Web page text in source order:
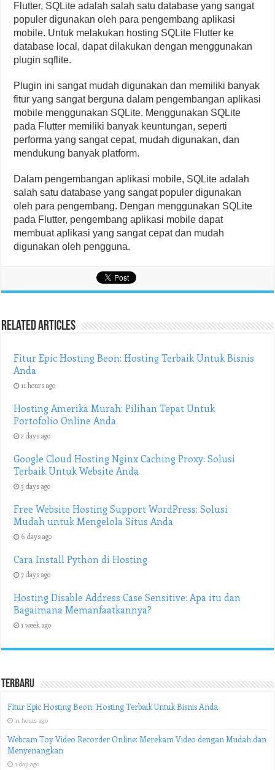
Flutter, SQLite adalah salah satu database yang sangat
populer digunakan oleh para pengembang aplikasi
mobile. Untuk melakukan hosting SQLite Flutter ke
database local, dapat dilakukan dengan menggunakan
plugin sqflite.
Plugin ini sangat mudah digunakan dan memiliki banyak
fitur yang sangat berguna dalam pengembangan aplikasi
mobile menggunakan SQLite. Menggunakan SQLite
pada Flutter memiliki banyak keuntungan, seperti
performa yang sangat cepat, mudah digunakan, dan
mendukung banyak platform.
Dalam pengembangan aplikasi mobile, SQLite adalah
salah satu database yang sangat populer digunakan
oleh para pengembang. Dengan menggunakan SQLite
pada Flutter, pengembang aplikasi mobile dapat
membuat aplikasi yang sangat cepat dan mudah
digunakan oleh pengguna.
Related Articles
Fitur Epic Hosting Beon: Hosting Terbaik Untuk Bisnis
Anda
11 hours ago
Hosting Amerika Murah: Pilihan Tepat Untuk
Portofolio Online Anda
2 days ago
Google Cloud Hosting Nginx Caching Proxy: Solusi
Terbaik Untuk Website Anda
3 days ago
Free Website Hosting Support WordPress: Solusi
Mudah untuk Mengelola Situs Anda
6 days ago
Cara Install Python di Hosting
7 days ago
Hosting Disable Address Case Sensitive: Apa itu dan
Bagaimana Memanfaatkannya?
1 week ago
Terbaru
Fitur Epic Hosting Beon: Hosting Terbaik Untuk Bisnis Anda
11 hours ago
Webcam Toy Video Recorder Online: Merekam Video dengan Mudah dan
Menyenangkan
1 day ago